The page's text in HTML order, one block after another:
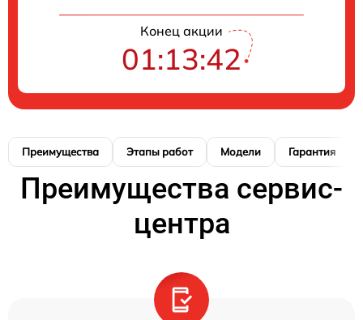
Конец акции
01:13:42
Преимущества Этапы работ Модели Гарантия
Преимущества сервис-
центра